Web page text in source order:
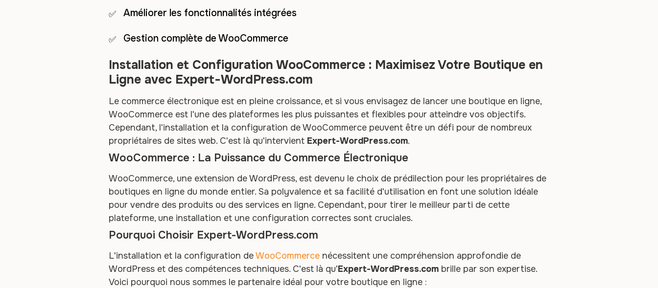
Améliorer les fonctionnalités intégrées
Gestion complète de WooCommerce
Installation et Configuration WooCommerce : Maximisez Votre Boutique en
Ligne avec Expert-WordPress.com
Le commerce électronique est en pleine croissance, et si vous envisagez de lancer une boutique en ligne,
WooCommerce est l'une des plateformes les plus puissantes et flexibles pour atteindre vos objectifs.
Cependant, l'installation et la configuration de WooCommerce peuvent être un défi pour de nombreux
propriétaires de sites web. C'est là qu'intervient Expert-WordPress.com.
WooCommerce : La Puissance du Commerce Électronique
WooCommerce, une extension de WordPress, est devenu le choix de prédilection pour les propriétaires de
boutiques en ligne du monde entier. Sa polyvalence et sa facilité d'utilisation en font une solution idéale
pour vendre des produits ou des services en ligne. Cependant, pour tirer le meilleur parti de cette
plateforme, une installation et une configuration correctes sont cruciales.
Pourquoi Choisir Expert-WordPress.com
L'installation et la configuration deWooCommerce nécessitent une compréhension approfondie de
WordPress et des compétences techniques. C'est là qu'Expert-WordPress.com brille par son expertise.
Voici pourquoi nous sommes le partenaire idéal pour votre boutique en ligne :